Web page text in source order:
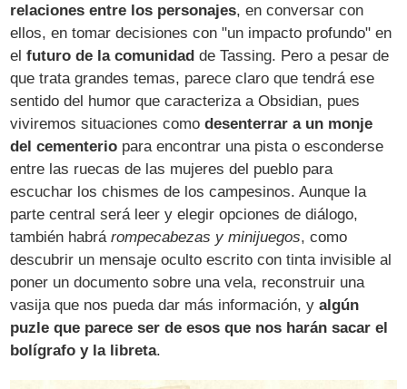
relaciones entre los personajes, en conversar con
ellos, en tomar decisiones con "un impacto profundo" en
elfuturo de la comunidad de Tassing. Pero a pesar de
que trata grandes temas, parece claro que tendrá ese
sentido del humor que caracteriza a Obsidian, pues
viviremos situaciones comodesenterrar a un monje
del cementerio para encontrar una pista o esconderse
entre las ruecas de las mujeres del pueblo para
escuchar los chismes de los campesinos. Aunque la
parte central será leer y elegir opciones de diálogo,
también habrárompecabezas y minijuegos, como
descubrir un mensaje oculto escrito con tinta invisible al
poner un documento sobre una vela, reconstruir una
vasija que nos pueda dar más información, yalgún
puzle que parece ser de esos que nos harán sacar el
bolígrafo y la libreta.